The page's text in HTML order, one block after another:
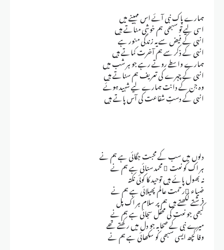
ہمارے پاک نبی آئے اس مہینے میں
اسی لیے تو سبھی ہم خوشی مناتے ہیں
انہی کے فیض سے یہ زندگی منور ہے
انہی کے ذکر سے ہم آخرت کماتے ہیں
ہمارے واسطے روتے رہے جو ہر شب میں
انہی کے چہرے کی تعریف ہم سناتے ہیں
وہ جن کے دانت ہمارے لیے شہید ہوئے
انہی کے دستِ شفاعت کی آس پاتے ہیں
دلوں میں سب کے محبت جگائی ہے ہم نے
ہر اک کو نعت ِ محمد سنائی ہے ہم نے
نہ بھول پائے ہیں توحید کا کوئی نکتہ
ضیاء ِرحمت عالم پھیلائی ہے ہم نے
فرشتے لکھتے ہیں ہم پر سلام ہر اک پل
کبھی جو نعت کی محفل سجائی ہے ہم نے
میرے نبی کے صحابہ جو دل میں رکھتے تھے
وفا کچھ ایسی سبھی کو سکھائی ہے ہم نے